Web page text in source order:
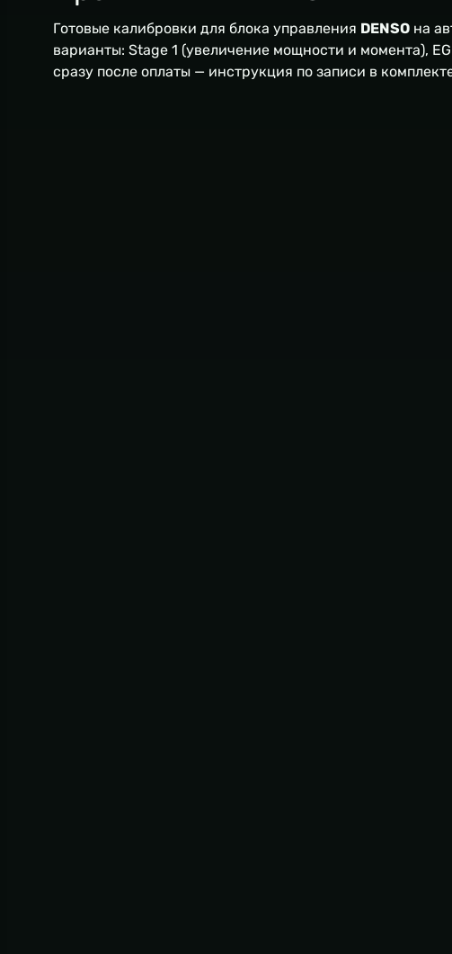
Готовые калибровки для блока управления DENSO на
варианты: Stage 1 (увеличение мощности и момента),
сразу после оплаты — инструкция по записи в